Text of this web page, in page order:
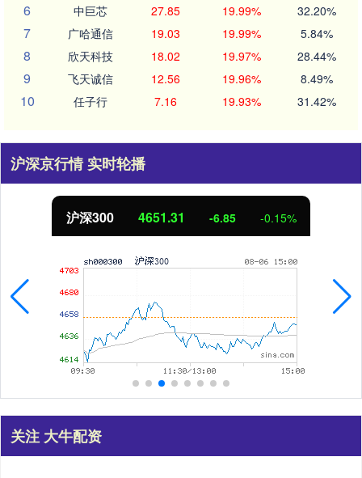
6 中巨芯 27.85 19.99% 32.20%
7 广哈通信 19.03 19.99% 5.84%
8 欣天科技 18.02 19.97% 28.44%
9 飞天诚信 12.56 19.96% 8.49%
10 任子行 7.16 19.93% 31.42%
沪深京行情 实时轮播
沪深300 4651.31 -6.85 -0.15%
关注 大牛配资